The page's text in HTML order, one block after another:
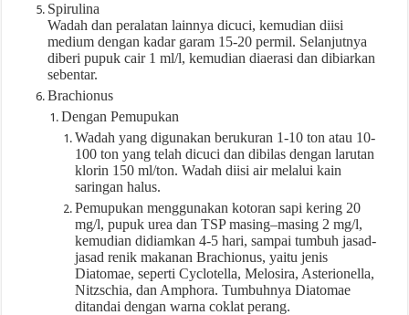
Spirulina
Wadah dan peralatan lainnya dicuci, kemudian diisi
medium dengan kadar garam 15-20 permil. Selanjutnya
diberi pupuk cair 1 ml/l, kemudian diaerasi dan dibiarkan
sebentar.
Brachionus
Dengan Pemupukan
Wadah yang digunakan berukuran 1-10 ton atau 10-
100 ton yang telah dicuci dan dibilas dengan larutan
klorin 150 ml/ton. Wadah diisi air melalui kain
saringan halus.
Pemupukan menggunakan kotoran sapi kering 20
mg/l, pupuk urea dan TSP masing–masing 2 mg/l,
kemudian didiamkan 4-5 hari, sampai tumbuh jasad-
jasad renik makanan Brachionus, yaitu jenis
Diatomae, seperti Cyclotella, Melosira, Asterionella,
Nitzschia, dan Amphora. Tumbuhnya Diatomae
ditandai dengan warna coklat perang.